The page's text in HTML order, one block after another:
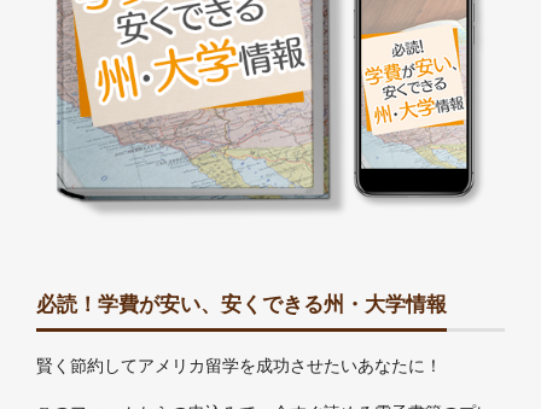
必読！学費が安い、安くできる州・大学情報
賢く節約してアメリカ留学を成功させたいあなたに！